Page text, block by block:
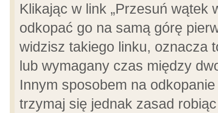
Klikając w link „Przesuń wątek
odkopać go na samą górę
widzisz takiego linku, oznacza
lub wymagany czas między
Innym sposobem na
trzymaj się jednak zasad